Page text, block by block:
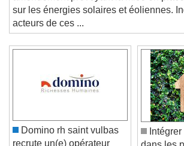
amendement prévoyant la mise en place
sur les énergies solaires et éoliennes.
acteurs de ces ...
Domino rh saint vulbas
Intégrer